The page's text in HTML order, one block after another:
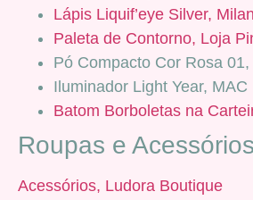
Lápis Liquif’eye Silver,
Paleta de Contorno, Loja
Pó Compacto Cor Rosa
Iluminador Light Year, MAC
Batom Borboletas na
Roupas e
Acessórios, Ludora Boutique